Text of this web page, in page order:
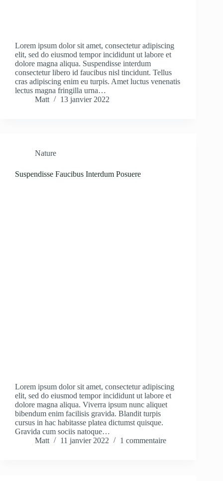
Lorem ipsum dolor sit amet, consectetur adipiscing
elit, sed do eiusmod tempor incididunt ut labore et
dolore magna aliqua. Suspendisse interdum
consectetur libero id faucibus nisl tincidunt. Tellus
cras adipiscing enim eu turpis. Amet luctus venenatis
lectus magna fringilla urna…
Matt
13 janvier 2022
Nature
Suspendisse Faucibus Interdum Posuere
Lorem ipsum dolor sit amet, consectetur adipiscing
elit, sed do eiusmod tempor incididunt ut labore et
dolore magna aliqua. Viverra ipsum nunc aliquet
bibendum enim facilisis gravida. Blandit turpis
cursus in hac habitasse platea dictumst quisque.
Gravida cum sociis natoque…
Matt
11 janvier 2022 1 commentaire